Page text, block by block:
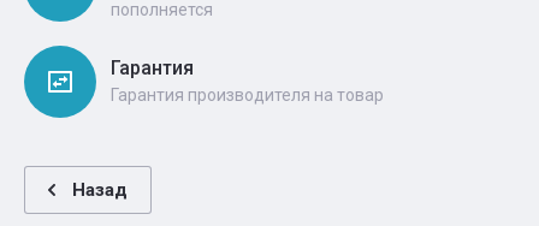
пополняется
Гарантия
Гарантия производителя на товар
Назад